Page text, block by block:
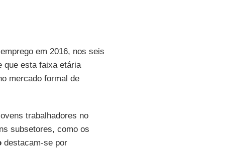
em 2016, nos seis
que esta faixa etária
mercado formal de
trabalhadores no
subsetores, como os
destacam-se por